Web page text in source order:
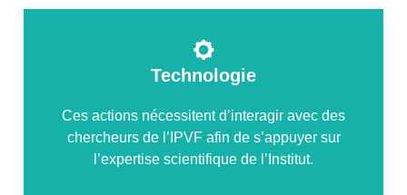
Technologie
Ces actions nécessitent d’interagir avec des
chercheurs de l’IPVF afin de s’appuyer sur
l’expertise scientifique de l’Institut.